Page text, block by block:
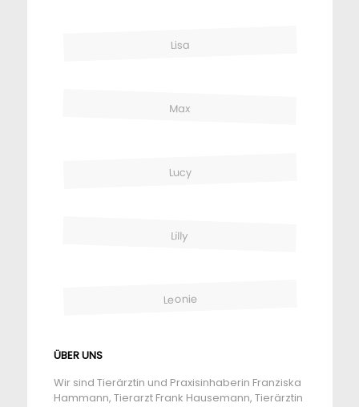
Lisa
Max
Lucy
Lilly
Leonie
ÜBER UNS
Wir sind Tierärztin und Praxisinhaberin Franziska
Hammann, Tierarzt Frank Hausemann, Tierärztin